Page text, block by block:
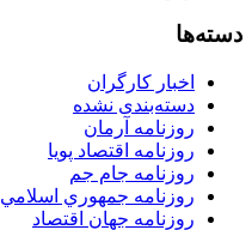
دسته‌ها
اخبار کارگران
دسته‌بندی نشده
روزنامه آرمان
روزنامه اقتصاد پویا
روزنامه جام جم
روزنامه جمهوري اسلامي
روزنامه جهان اقتصاد